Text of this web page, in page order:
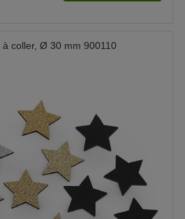
à coller, Ø 30 mm 900110